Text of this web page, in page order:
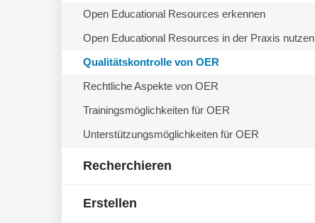
Open Educational Resources erkennen
Open Educational Resources in der Praxis nutzen
Qualitätskontrolle von OER
Rechtliche Aspekte von OER
Trainingsmöglichkeiten für OER
Unterstützungsmöglichkeiten für OER
Recherchieren
Erstellen